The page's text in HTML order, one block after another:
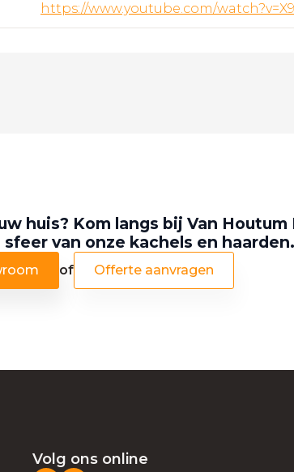
https://www.youtube.com/
huis? Kom langs bij Van Houtum
van onze kachels en haarden.
of Offerte aanvragen
Volg ons online